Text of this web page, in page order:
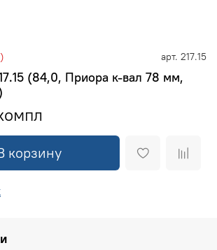
арт. 217.15
(84,0, Приора к-вал 78 мм,
корзину